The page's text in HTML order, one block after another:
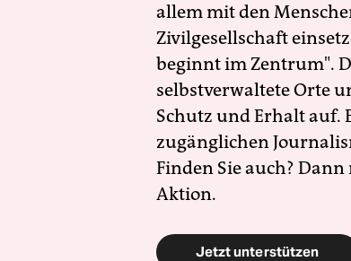
allem mit den
Zivilgesellschaft
beginnt im Zentrum".
selbstverwaltete Orte
Schutz und Erhalt auf.
zugänglichen
Finden Sie auch?
Aktion.
Jetzt unterstützen